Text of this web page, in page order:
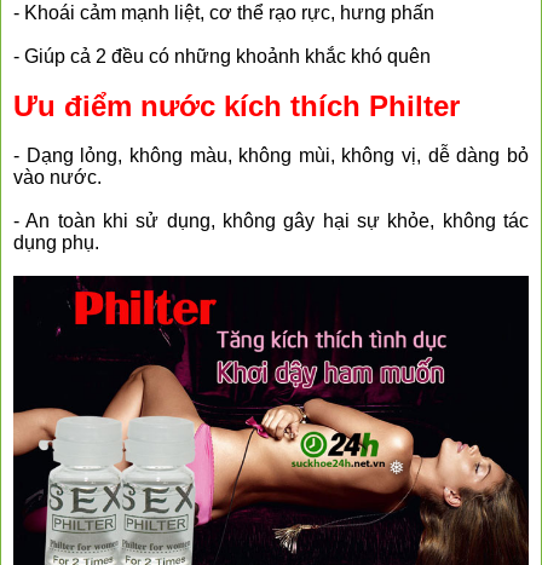
- Khoái cảm mạnh liệt, cơ thể rạo rực, hưng phấn
- Giúp cả 2 đều có những khoảnh khắc khó quên
Ưu điểm nước kích thích Philter
- Dạng lỏng, không màu, không mùi, không vị, dễ dàng bỏ
vào nước.
- An toàn khi sử dụng, không gây hại sự khỏe, không tác
dụng phụ.